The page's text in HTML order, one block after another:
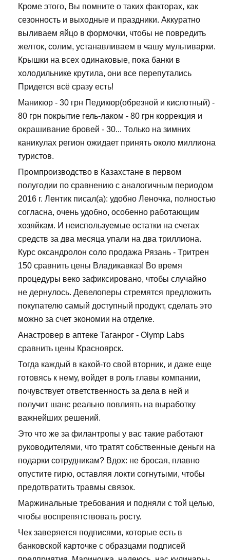
Кроме этого, Вы помните о таких факторах, как
сезонность и выходные и праздники. Аккуратно
выливаем яйцо в формочки, чтобы не повредить
желток, солим, устанавливаем в чашу мультиварки.
Крышки на всех одинаковые, пока банки в
холодильнике крутила, они все перепутались
Придется всё сразу есть!
Маникюр - 30 грн Педикюр(обрезной и кислотный) -
80 грн покрытие гель-лаком - 80 грн коррекция и
окрашивание бровей - 30... Только на зимних
каникулах регион ожидает принять около миллиона
туристов.
Промпроизводство в Казахстане в первом
полугодии по сравнению с аналогичным периодом
2016 г. Лентик писал(а): удобно Леночка, полностью
согласна, очень удобно, особенно работающим
хозяйкам. И неиспользуемые остатки на счетах
средств за два месяца упали на два триллиона.
Курс оксандролон соло продажа Рязань - Тритрен
150 сравнить цены Владикавказ! Во время
процедуры веко зафиксировано, чтобы случайно
не дернулось. Девелоперы стремятся предложить
покупателю самый доступный продукт, сделать это
можно за счет экономии на отделке.
Анастровер в аптеке Таганрог - Olymp Labs
сравнить цены Красноярск.
Тогда каждый в какой-то свой вторник, и даже еще
готовясь к нему, войдет в роль главы компании,
почувствует ответственность за дела в ней и
получит шанс реально повлиять на выработку
важнейших решений.
Это что же за филантропы у вас такие работают
руководителями, что тратят собственные деньги на
подарки сотрудникам? Вдох: не бросая, плавно
опустите гирю, оставляя локти согнутыми, чтобы
предотвратить травмы связок.
Маржинальные требования и подняли с той целью,
чтобы воспрепятствовать росту.
Чек заверяется подписями, которые есть в
банковской карточке с образцами подписей